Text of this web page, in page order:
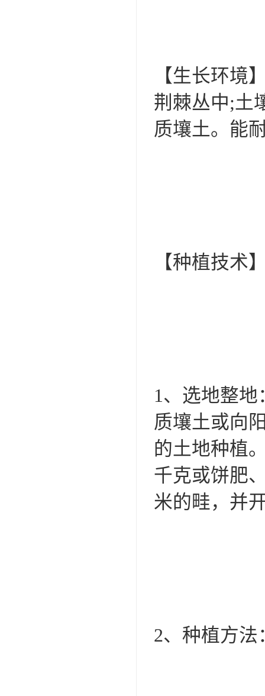
【生长环境
荆棘丛中;土
质壤土。能
【种植技术
1、选地整
质壤土或向
的土地种植
千克或饼肥
米的畦，并
2、种植方法